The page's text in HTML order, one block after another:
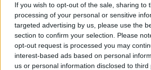
If you wish to opt-out of the sale, sharing to
processing of your personal or sensitive
targeted advertising by us, please use the
section to confirm your selection. Please
opt-out request is processed you may
interest-based ads based on personal
us or personal information disclosed to
στο φθινόπωρο του
Η δική μας εμπειρία